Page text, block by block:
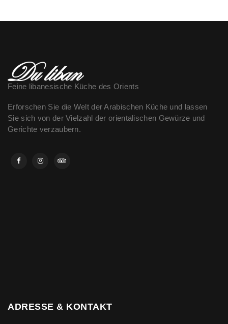
Feine libanesische Küche des Orients
Erforschen Sie die Welt der Arabischen Küche und lassen
Sie sich von der Vielzahl der orientalischen Gewürze und
Gerichte verzaubern.
ADRESSE & KONTAKT